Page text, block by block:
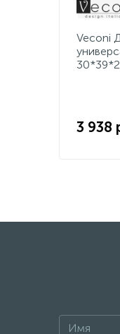
Veconi
3 938